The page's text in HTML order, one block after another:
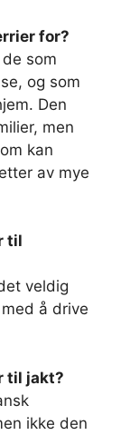
for?
som
og som
Den
men
kan
av mye
til
veldig
å drive
til jakt?
ikke den